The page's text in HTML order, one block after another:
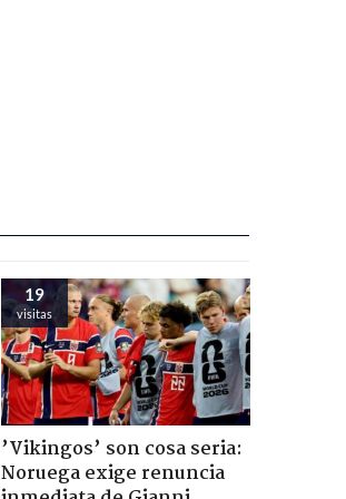
19
visitas
’Vikingos’ son cosa seria:
Noruega exige renuncia